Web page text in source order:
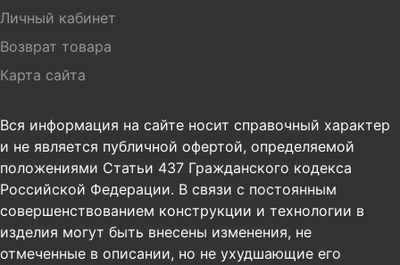
Личный кабинет
Возврат товара
Карта сайта
Вся информация на сайте носит справочный характер
и не является публичной офертой, определяемой
положениями Статьи 437 Гражданского кодекса
Российской Федерации. В связи с постоянным
совершенствованием конструкции и технологии в
изделия могут быть внесены изменения, не
отмеченные в описании, но не ухудшающие его